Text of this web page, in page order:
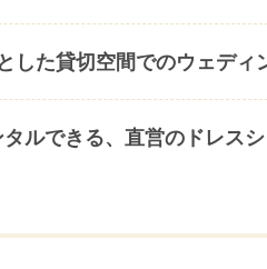
した貸切空間でのウェディ
ルできる、直営のドレス